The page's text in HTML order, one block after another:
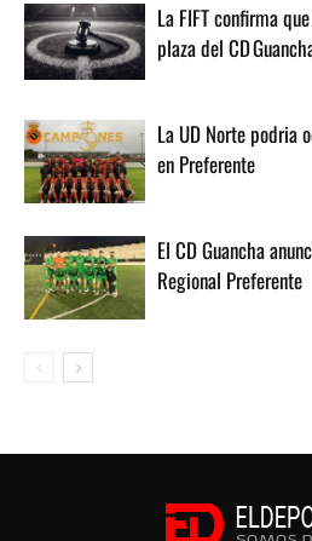
La FIFT confirma
plaza del CD
La UD Norte podria
en Preferente
El CD Guancha
Regional Preferente